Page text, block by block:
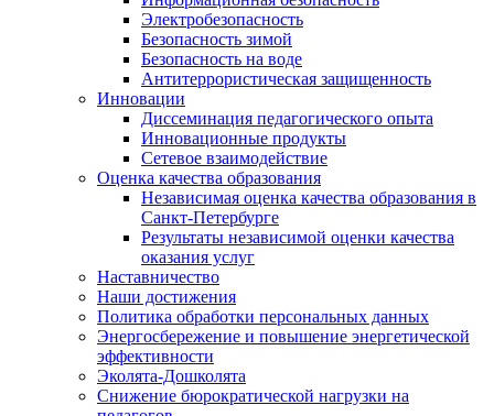
Электробезопасность
Безопасность зимой
Безопасность на воде
Антитеррористическая защищенность
Инновации
Диссеминация педагогического опыта
Инновационные продукты
Сетевое взаимодействие
Оценка качества образования
Независимая оценка качества образования в
Санкт-Петербурге
Результаты независимой оценки качества
оказания услуг
Наставничество
Наши достижения
Политика обработки персональных данных
Энергосбережение и повышение энергетической
эффективности
Эколята-Дошколята
Снижение бюрократической нагрузки на